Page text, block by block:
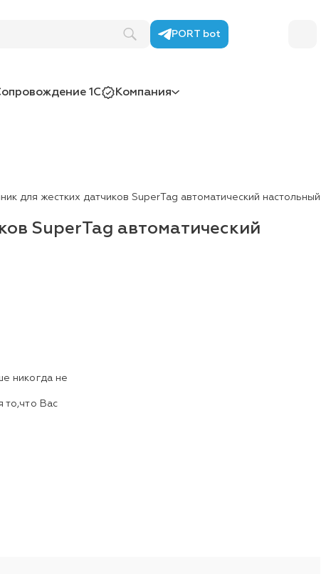
PORT bot
1С Компания
для жестких датчиков SuperTag автоматический настольный
SuperTag автоматический
никогда не
то,что Вас